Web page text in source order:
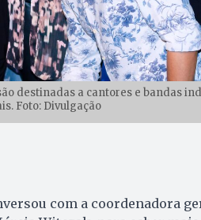
destinadas a cantores e bandas
Foto: Divulgação
com a coordenadora